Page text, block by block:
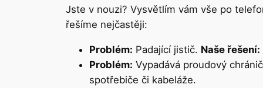
Jste v nouzi? Vysvětlím vám vše po
řešíme nejčastěji:
Problém: Padající jistič. Naše řešení:
Problém: Vypadává proudový
spotřebiče či kabeláže.